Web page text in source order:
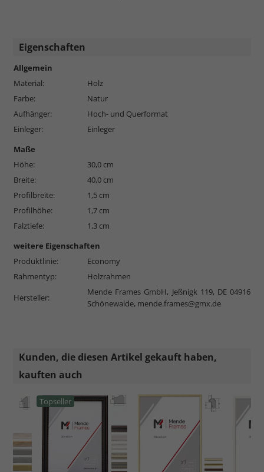
Eigenschaften
Allgemein
Material:
Holz
Farbe:
Natur
Aufhänger:
Hoch- und Querformat
Einleger:
Einleger
Maße
Höhe:
30,0 cm
Breite:
40,0 cm
Profilbreite:
1,5 cm
Profilhöhe:
1,7 cm
Falztiefe:
1,3 cm
weitere Eigenschaften
Produktlinie:
Economy
Rahmentyp:
Holzrahmen
Hersteller:
Mende Frames GmbH, Jeßnigk 119, DE 04916
Schönewalde, mende.frames@gmx.de
Kunden, die diesen Artikel gekauft haben,
kauften auch
Topseller